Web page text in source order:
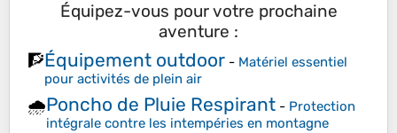
Équipez-vous pour votre prochaine
aventure :
🧗Équipement outdoor - Matériel essentiel
pour activités de plein air
🌧️Poncho de Pluie Respirant - Protection
intégrale contre les intempéries en montagne